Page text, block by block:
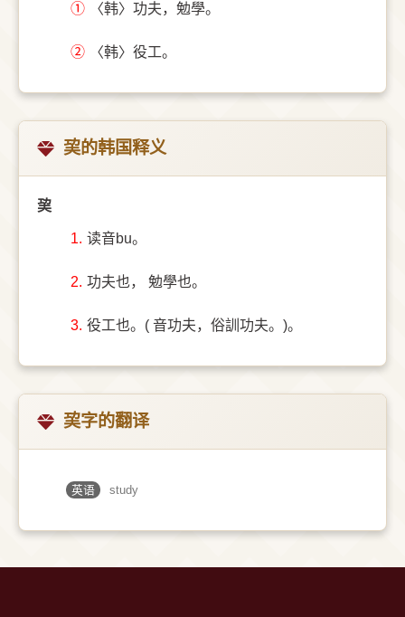
① 〈韩〉功夫，勉學。
② 〈韩〉役工。
巭的韩国释义
巭
1. 读音bu。
2. 功夫也， 勉學也。
3. 役工也。( 音功夫，俗訓功夫。)。
巭字的翻译
英语 study